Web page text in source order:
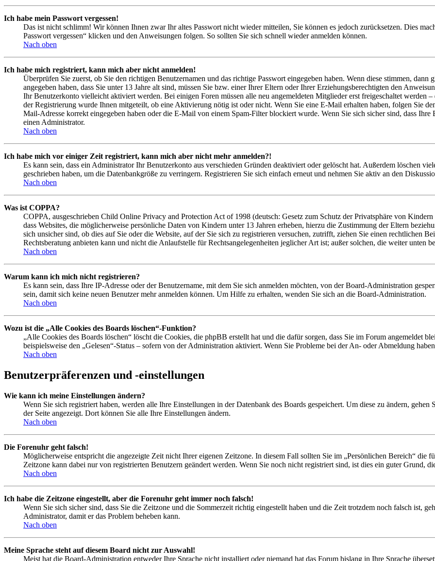
Ich habe mein Passwort vergessen!
Das ist nicht schlimm! Wir können Ihnen zwar Ihr altes Passwort nicht wieder mitteilen, Sie können es jedoch zurücksetzen. Dies
Passwort vergessen“ klicken und den Anweisungen folgen. So sollten Sie sich schnell wieder anmelden können.
Nach oben
Ich habe mich registriert, kann mich aber nicht anmelden!
Überprüfen Sie zuerst, ob Sie den richtigen Benutzernamen und das richtige Passwort eingegeben haben. Wenn diese stimmen, dann
angegeben haben, dass Sie unter 13 Jahre alt sind, müssen Sie bzw. einer Ihrer Eltern oder Ihrer Erziehungsberechtigten den
Ihr Benutzerkonto vielleicht aktiviert werden. Bei einigen Foren müssen alle neu angemeldeten Mitglieder erst freigeschaltet werden
der Registrierung wurde Ihnen mitgeteilt, ob eine Aktivierung nötig ist oder nicht. Wenn Sie eine E-Mail erhalten haben, folgen Sie
Mail-Adresse korrekt eingegeben haben oder die E-Mail von einem Spam-Filter blockiert wurde. Wenn Sie sich sicher sind, dass
einen Administrator.
Nach oben
Ich habe mich vor einiger Zeit registriert, kann mich aber nicht mehr anmelden?!
Es kann sein, dass ein Administrator Ihr Benutzerkonto aus verschieden Gründen deaktiviert oder gelöscht hat. Außerdem löschen
geschrieben haben, um die Datenbankgröße zu verringern. Registrieren Sie sich einfach erneut und nehmen Sie aktiv an den
Nach oben
Was ist COPPA?
COPPA, ausgeschrieben Child Online Privacy and Protection Act of 1998 (deutsch: Gesetz zum Schutz der Privatsphäre von
dass Websites, die möglicherweise persönliche Daten von Kindern unter 13 Jahren erheben, hierzu die Zustimmung der Eltern
sich unsicher sind, ob dies auf Sie oder die Website, auf der Sie sich zu registrieren versuchen, zutrifft, ziehen Sie einen rechtlichen
Rechtsberatung anbieten kann und nicht die Anlaufstelle für Rechtsangelegenheiten jeglicher Art ist; außer solchen, die weiter unten
Nach oben
Warum kann ich mich nicht registrieren?
Es kann sein, dass Ihre IP-Adresse oder der Benutzername, mit dem Sie sich anmelden möchten, von der Board-Administration
sein, damit sich keine neuen Benutzer mehr anmelden können. Um Hilfe zu erhalten, wenden Sie sich an die Board-Administration.
Nach oben
Wozu ist die „Alle Cookies des Boards löschen“-Funktion?
„Alle Cookies des Boards löschen“ löscht die Cookies, die phpBB erstellt hat und die dafür sorgen, dass Sie im Forum angemeldet
beispielsweise den „Gelesen“-Status – sofern von der Administration aktiviert. Wenn Sie Probleme bei der An- oder Abmeldung
Nach oben
Benutzerpräferenzen und -einstellungen
Wie kann ich meine Einstellungen ändern?
Wenn Sie sich registriert haben, werden alle Ihre Einstellungen in der Datenbank des Boards gespeichert. Um diese zu ändern,
der Seite angezeigt. Dort können Sie alle Ihre Einstellungen ändern.
Nach oben
Die Forenuhr geht falsch!
Möglicherweise entspricht die angezeigte Zeit nicht Ihrer eigenen Zeitzone. In diesem Fall sollten Sie im „Persönlichen Bereich“ die
Zeitzone kann dabei nur von registrierten Benutzern geändert werden. Wenn Sie noch nicht registriert sind, ist dies ein guter Grund,
Nach oben
Ich habe die Zeitzone eingestellt, aber die Forenuhr geht immer noch falsch!
Wenn Sie sich sicher sind, dass Sie die Zeitzone und die Sommerzeit richtig eingestellt haben und die Zeit trotzdem noch falsch ist,
Administrator, damit er das Problem beheben kann.
Nach oben
Meine Sprache steht auf diesem Board nicht zur Auswahl!
Meist hat die Board-Administration entweder Ihre Sprache nicht installiert oder niemand hat das Forum bislang in Ihre Sprache